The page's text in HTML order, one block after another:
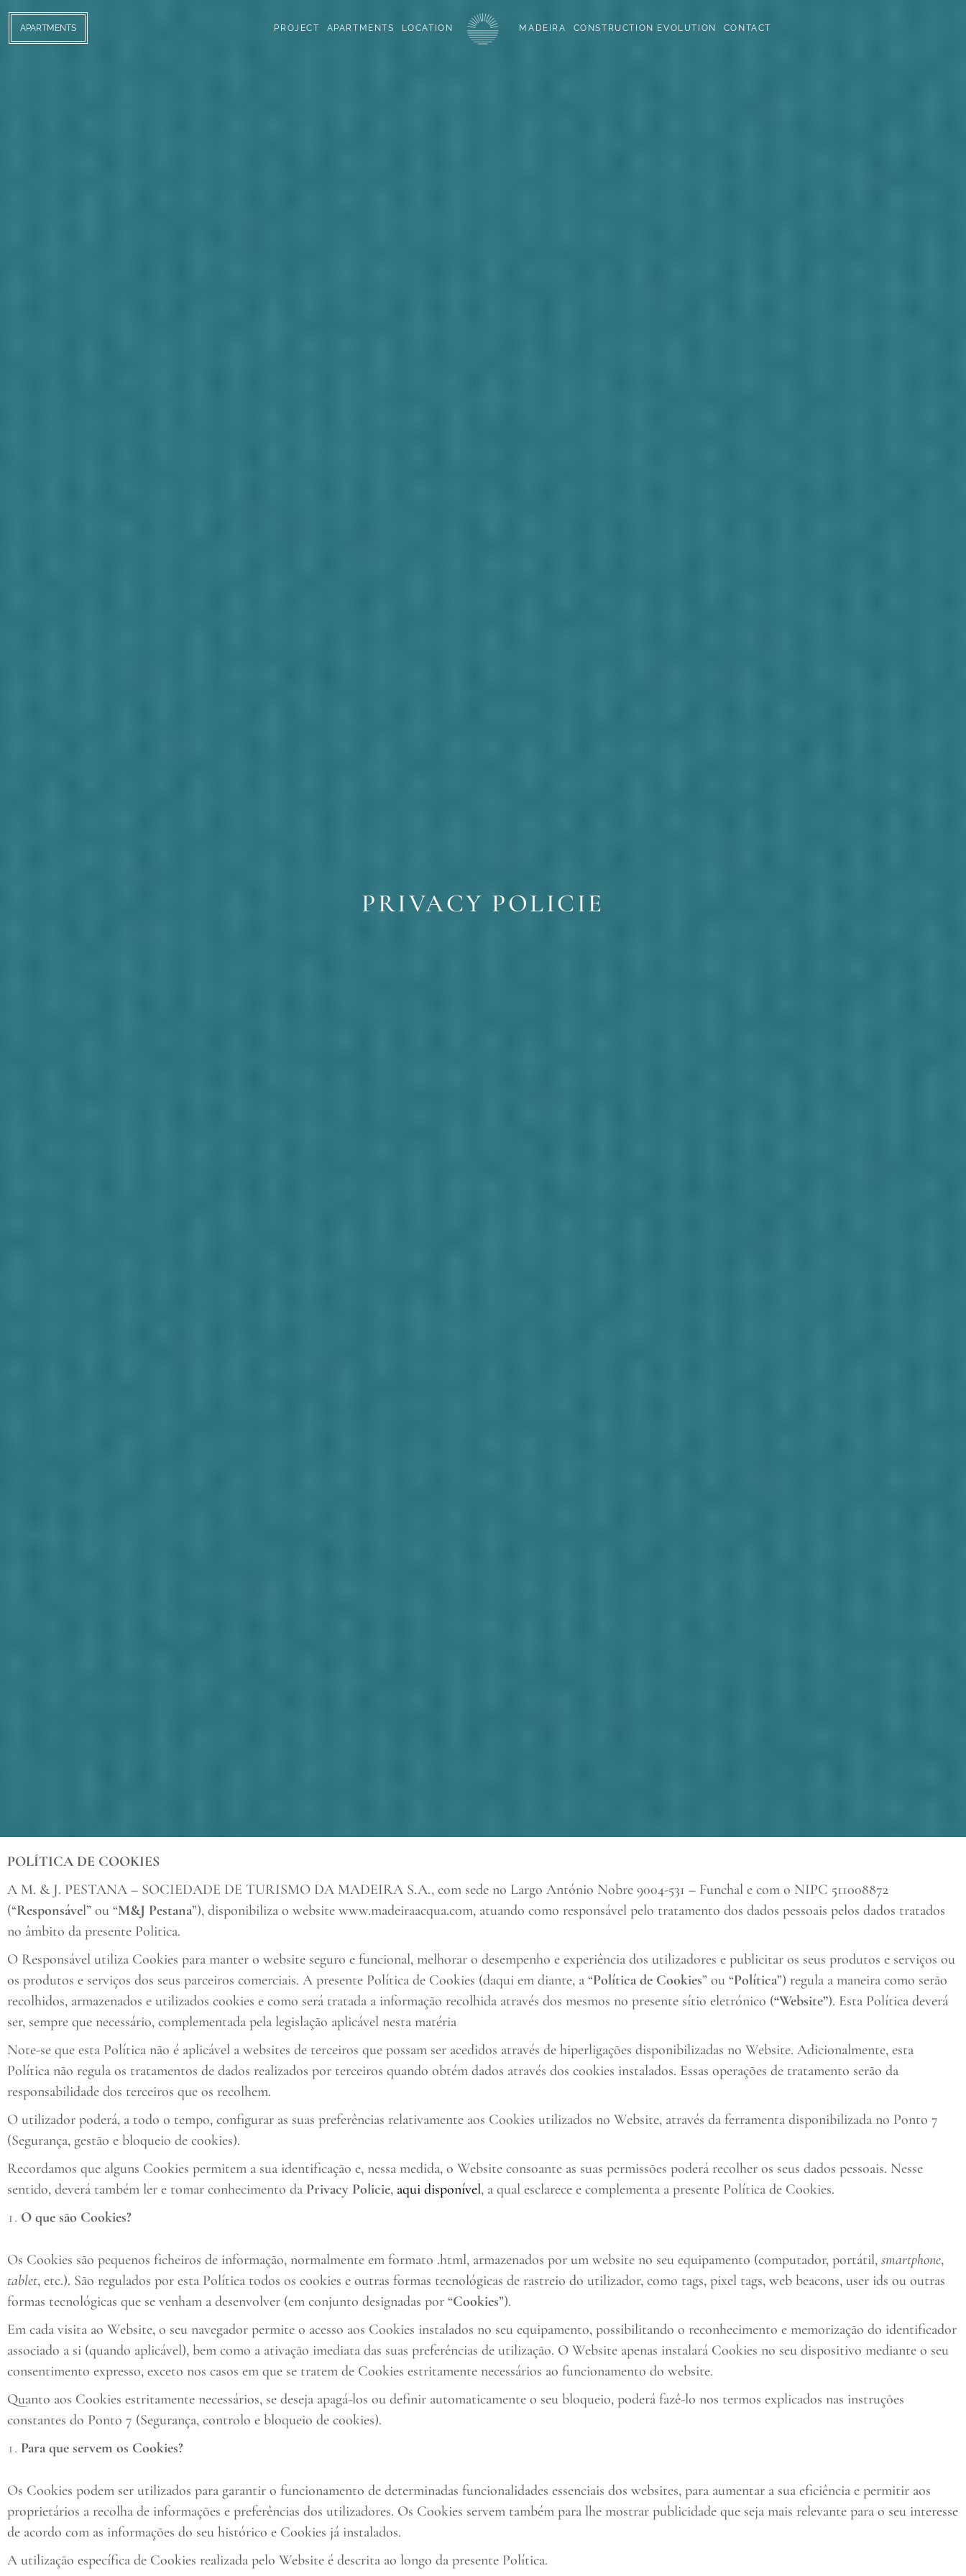
APARTMENTS PROJECT APARTMENTS LOCATION MADEIRA CONSTRUCTION EVOLUTION CONTACT
PRIVACY POLICIE
POLÍTICA DE COOKIES
A M. & J. PESTANA – SOCIEDADE DE TURISMO DA MADEIRA S.A., com sede no Largo António Nobre 9004-531 – Funchal e com o NIPC 511008872
(“Responsável” ou “M&J Pestana”), disponibiliza o website www.madeiraacqua.com, atuando como responsável pelo tratamento dos dados pessoais pelos dados tratados
no âmbito da presente Politica.
O Responsável utiliza Cookies para manter o website seguro e funcional, melhorar o desempenho e experiência dos utilizadores e publicitar os seus produtos e serviços ou
os produtos e serviços dos seus parceiros comerciais. A presente Política de Cookies (daqui em diante, a “Política de Cookies” ou “Política”) regula a maneira como serão
recolhidos, armazenados e utilizados cookies e como será tratada a informação recolhida através dos mesmos no presente sítio eletrónico (“Website”). Esta Política deverá
ser, sempre que necessário, complementada pela legislação aplicável nesta matéria
Note-se que esta Política não é aplicável a websites de terceiros que possam ser acedidos através de hiperligações disponibilizadas no Website. Adicionalmente, esta
Política não regula os tratamentos de dados realizados por terceiros quando obtém dados através dos cookies instalados. Essas operações de tratamento serão da
responsabilidade dos terceiros que os recolhem.
O utilizador poderá, a todo o tempo, configurar as suas preferências relativamente aos Cookies utilizados no Website, através da ferramenta disponibilizada no Ponto 7
(Segurança, gestão e bloqueio de cookies).
Recordamos que alguns Cookies permitem a sua identificação e, nessa medida, o Website consoante as suas permissões poderá recolher os seus dados pessoais. Nesse
sentido, deverá também ler e tomar conhecimento da Privacy Policie, aqui disponível, a qual esclarece e complementa a presente Política de Cookies.
O que são Cookies?
Os Cookies são pequenos ficheiros de informação, normalmente em formato .html, armazenados por um website no seu equipamento (computador, portátil, smartphone,
tablet, etc.). São regulados por esta Política todos os cookies e outras formas tecnológicas de rastreio do utilizador, como tags, pixel tags, web beacons, user ids ou outras
formas tecnológicas que se venham a desenvolver (em conjunto designadas por “Cookies”).
Em cada visita ao Website, o seu navegador permite o acesso aos Cookies instalados no seu equipamento, possibilitando o reconhecimento e memorização do identificador
associado a si (quando aplicável), bem como a ativação imediata das suas preferências de utilização. O Website apenas instalará Cookies no seu dispositivo mediante o seu
consentimento expresso, exceto nos casos em que se tratem de Cookies estritamente necessários ao funcionamento do website.
Quanto aos Cookies estritamente necessários, se deseja apagá-los ou definir automaticamente o seu bloqueio, poderá fazê-lo nos termos explicados nas instruções
constantes do Ponto 7 (Segurança, controlo e bloqueio de cookies).
Para que servem os Cookies?
Os Cookies podem ser utilizados para garantir o funcionamento de determinadas funcionalidades essenciais dos websites, para aumentar a sua eficiência e permitir aos
proprietários a recolha de informações e preferências dos utilizadores. Os Cookies servem também para lhe mostrar publicidade que seja mais relevante para o seu interesse
de acordo com as informações do seu histórico e Cookies já instalados.
A utilização específica de Cookies realizada pelo Website é descrita ao longo da presente Política.